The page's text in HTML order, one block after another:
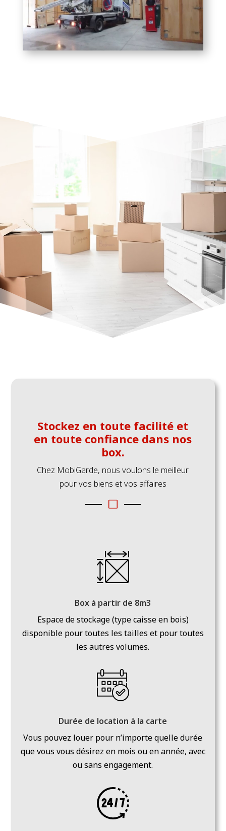
Stockez en toute facilité et
en toute confiance dans nos
box.
Chez MobiGarde, nous voulons le meilleur
pour vos biens et vos affaires
V
Box à partir de 8m3
Espace de stockage (type caisse en bois)
disponible pour toutes les tailles et pour toutes
les autres volumes.
Durée de location à la carte
Vous pouvez louer pour n’importe quelle durée
que vous vous désirez en mois ou en année, avec
ou sans engagement.